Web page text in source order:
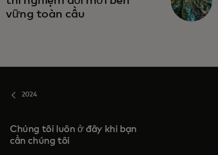
vững toàn cầu
2024
Chúng tôi luôn ở đây khi bạn
cần chúng tôi